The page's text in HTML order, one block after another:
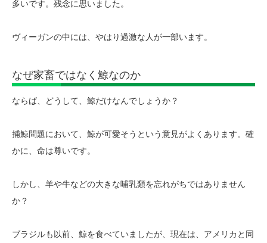
多いです。残念に思いました。
ヴィーガンの中には、やはり過激な人が一部います。
なぜ家畜ではなく鯨なのか
ならば、どうして、鯨だけなんでしょうか？
捕鯨問題において、鯨が可愛そうという意見がよくあります。確
かに、命は尊いです。
しかし、羊や牛などの大きな哺乳類を忘れがちではありません
か？
ブラジルも以前、鯨を食べていましたが、現在は、アメリカと同